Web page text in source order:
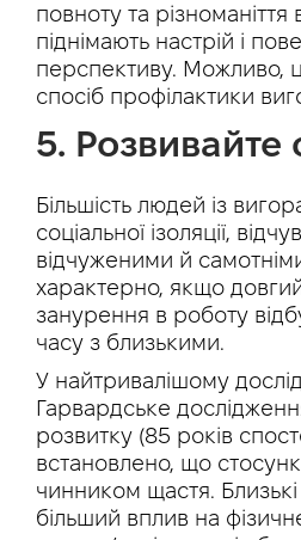
повноту та різноманіття
піднімають настрій і
перспективу. Можливо,
спосіб профілактики
5. Розвивайте
Більшість людей із
соціальної ізоляції,
відчуженими й
характерно, якщо
занурення в роботу
часу з близькими.
У найтривалішому
Гарвардське
розвитку (85 років
встановлено, що
чинником щастя.
більший вплив на